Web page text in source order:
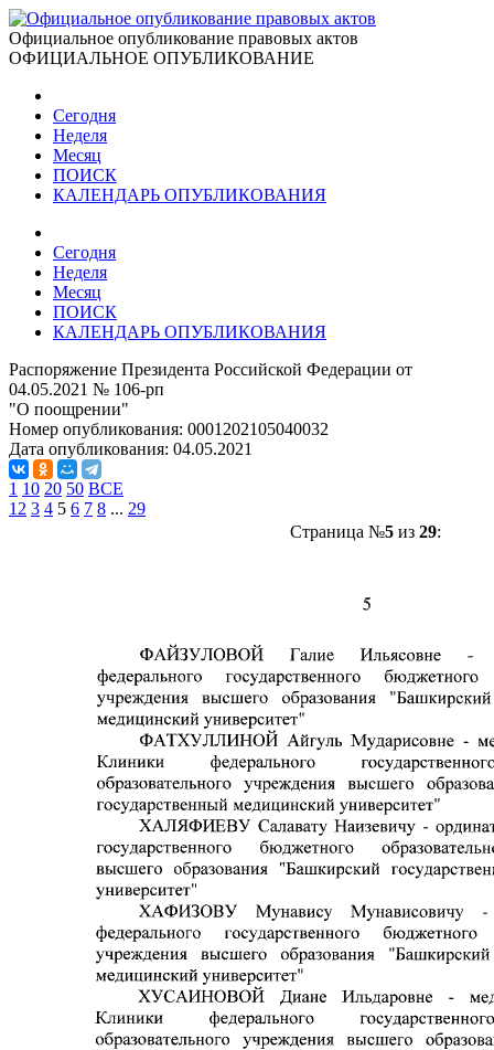
Официальное опубликование правовых актов
ОФИЦИАЛЬНОЕ ОПУБЛИКОВАНИЕ
Сегодня
Неделя
Месяц
ПОИСК
КАЛЕНДАРЬ ОПУБЛИКОВАНИЯ
Сегодня
Неделя
Месяц
ПОИСК
КАЛЕНДАРЬ ОПУБЛИКОВАНИЯ
Распоряжение Президента Российской Федерации от
04.05.2021 № 106-рп
"О поощрении"
Номер опубликования: 0001202105040032
Дата опубликования: 04.05.2021
1 10 20 50 ВСЕ
1 2 3 4 5 6 7 8 ... 29
Страница №5из 29: